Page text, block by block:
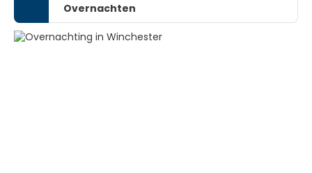
Overnachten